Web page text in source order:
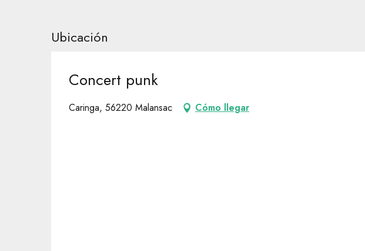
Ubicación
Concert punk
Caringa, 56220 Malansac Cómo llegar